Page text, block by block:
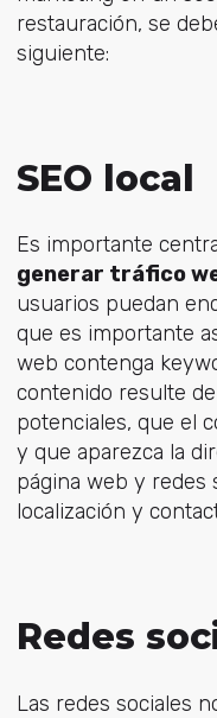
restauración, se
siguiente:
SEO local
Es importante
generar tráfico
usuarios puedan
que es importante
web contenga
contenido resulte
potenciales, que el
y que aparezca la
página web y redes
localización y
Redes
Las redes sociales